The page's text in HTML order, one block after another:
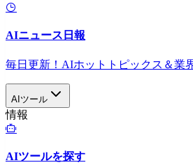
AIニュース日報
毎日更新！AIホットトピックス＆業
AIツール
情報
AIツールを探す